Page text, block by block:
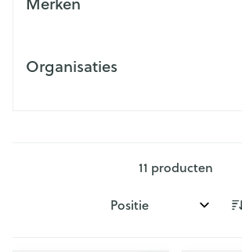
Organisaties
11 producten
Sorteer op: